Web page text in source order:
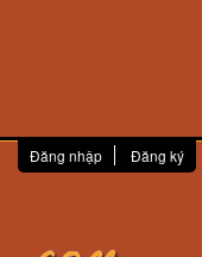
Đăng nhập Đăng ký